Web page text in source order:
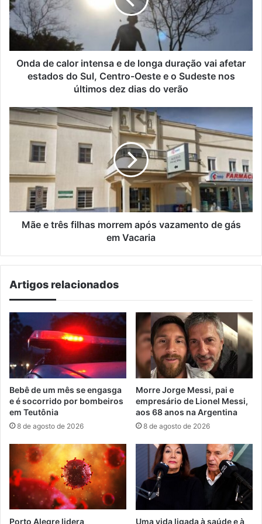
de
longa
duração
vai
afetar
estados
Centro-
Oeste
Sudeste
nos
últimos
dias
Onda de calor intensa e de longa duração vai afetar
estados do Sul, Centro-Oeste e o Sudeste nos
últimos dez dias do verão
Mãe
e
morrem
após
vazamento
gás
Mãe e três filhas morrem após vazamento de gás
em Vacaria
Artigos relacionados
Bebê de um mês se engasga
e é socorrido por bombeiros
em Teutônia
8 de agosto de 2026
Morre Jorge Messi, pai e
empresário de Lionel Messi,
aos 68 anos na Argentina
8 de agosto de 2026
Porto Alegre lidera Uma vida ligada à saúde e à